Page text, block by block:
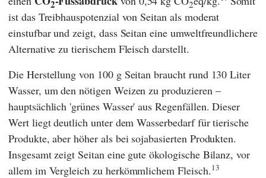
2 2
ist das Treibhauspotenzial von Seitan als moderat
einstufbar und zeigt, dass Seitan eine umweltfreundlichere
Alternative zu tierischem Fleisch darstellt.
Die Herstellung von 100 g Seitan braucht rund 130 Liter
Wasser, um den nötigen Weizen zu produzieren –
hauptsächlich 'grünes Wasser' aus Regenfällen. Dieser
Wert liegt deutlich unter dem Wasserbedarf für tierische
Produkte, aber höher als bei sojabasierten Produkten.
Insgesamt zeigt Seitan eine gute ökologische Bilanz, vor
allem im Vergleich zu herkömmlichem Fleisch.13